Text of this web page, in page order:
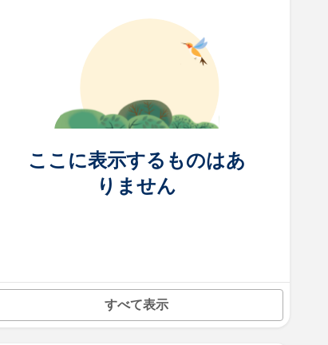
ここに表示するものはあ
りません
すべて表示